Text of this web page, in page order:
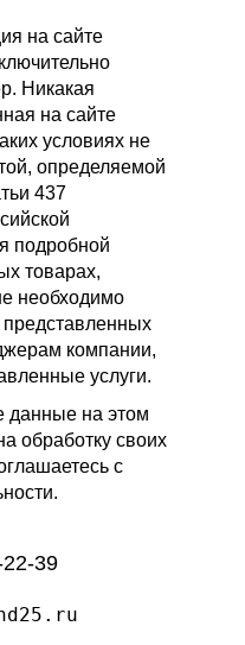
на сайте
Никакая
на сайте
условиях не
определяемой
437
подробной
товарах,
необходимо
компании,
услуги.
данные на этом
обработку своих
с
39